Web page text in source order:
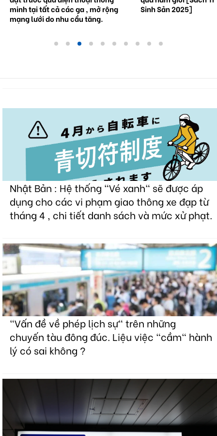
minh tại tất cả các ga , mở rộng
mạng lưới do nhu cầu tăng.
Sinh Sản 2025]
Nhật Bản : Hệ thống "Vé xanh" sẽ được áp
dụng cho các vi phạm giao thông xe đạp từ
tháng 4 , chi tiết danh sách và mức xử phạt.
"Vấn đề về phép lịch sự" trên những
chuyến tàu đông đúc. Liệu việc "cầm" hành
lý có sai không ?